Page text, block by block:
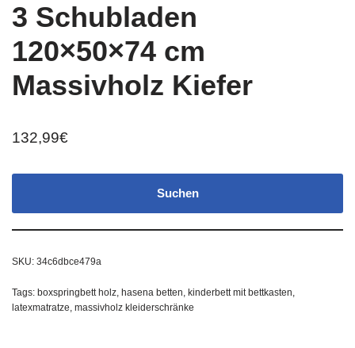
3 Schubladen
120×50×74 cm
Massivholz Kiefer
132,99€
Suchen
SKU: 34c6dbce479a
Tags: boxspringbett holz, hasena betten, kinderbett mit bettkasten,
latexmatratze, massivholz kleiderschränke